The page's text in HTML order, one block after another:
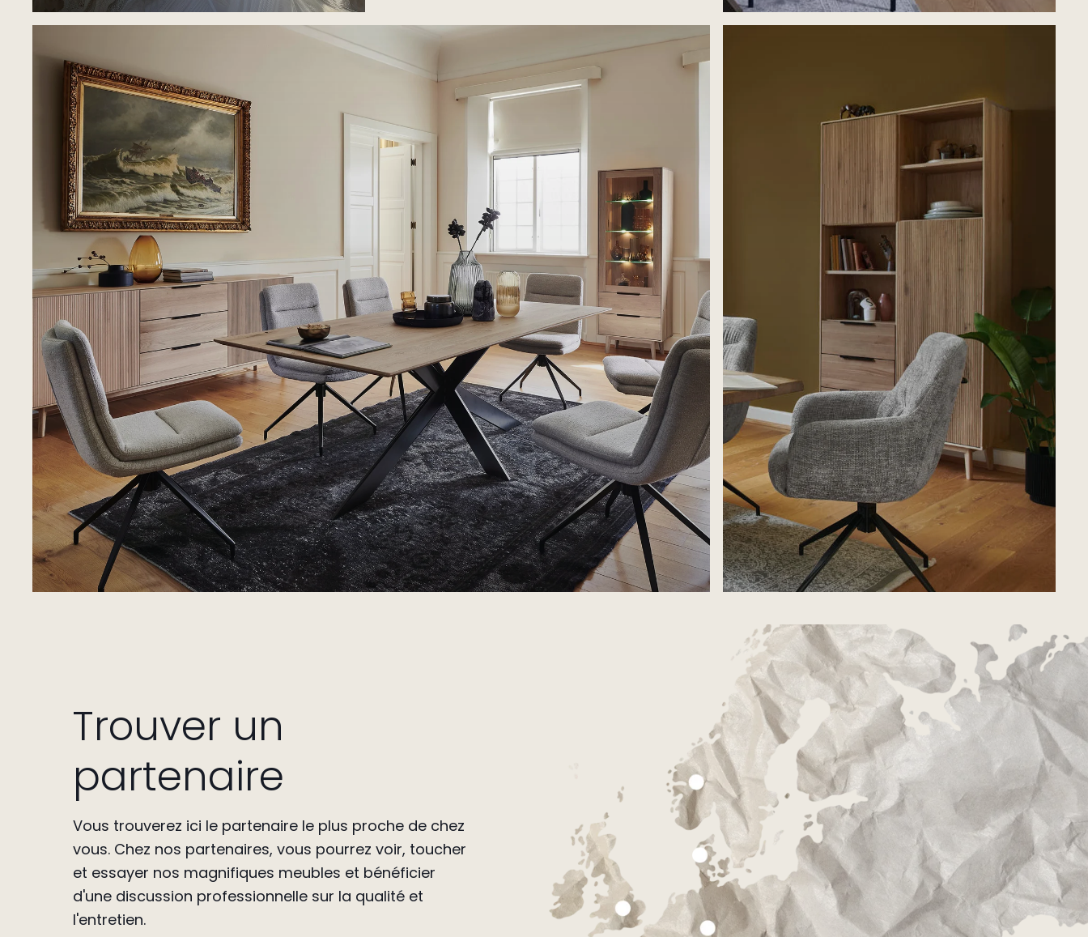
Trouver un
partenaire
Vous trouverez ici le partenaire le plus proche de chez
vous. Chez nos partenaires, vous pourrez voir, toucher
et essayer nos magnifiques meubles et bénéficier
d'une discussion professionnelle sur la qualité et
l'entretien.